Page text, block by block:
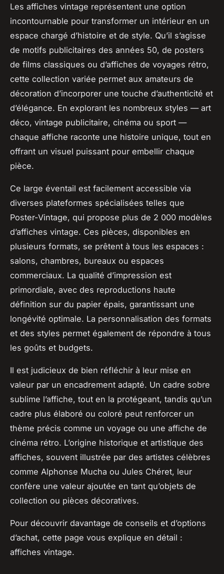
Les affiches vintage représentent une option
incontournable pour transformer un intérieur en un
espace chargé d’histoire et de style. Qu’il s’agisse
de motifs publicitaires des années 50, de posters
de films classiques ou d’affiches de voyages rétro,
cette collection variée permet aux amateurs de
décoration d’incorporer une touche d’authenticité et
d’élégance. En explorant les nombreux styles — art
déco, vintage publicitaire, cinéma ou sport —
chaque affiche raconte une histoire unique, tout en
offrant un visuel puissant pour embellir chaque
pièce.
Ce large éventail est facilement accessible via
diverses plateformes spécialisées telles que
Poster-Vintage, qui propose plus de 2 000 modèles
d’affiches vintage. Ces pièces, disponibles en
plusieurs formats, se prêtent à tous les espaces :
salons, chambres, bureaux ou espaces
commerciaux. La qualité d’impression est
primordiale, avec des reproductions haute
définition sur du papier épais, garantissant une
longévité optimale. La personnalisation des formats
et des styles permet également de répondre à tous
les goûts et budgets.
Il est judicieux de bien réfléchir à leur mise en
valeur par un encadrement adapté. Un cadre sobre
sublime l’affiche, tout en la protégeant, tandis qu’un
cadre plus élaboré ou coloré peut renforcer un
thème précis comme un voyage ou une affiche de
cinéma rétro. L’origine historique et artistique des
affiches, souvent illustrée par des artistes célèbres
comme Alphonse Mucha ou Jules Chéret, leur
confère une valeur ajoutée en tant qu’objets de
collection ou pièces décoratives.
Pour découvrir davantage de conseils et d’options
d’achat, cette page vous explique en détail :
affiches vintage.